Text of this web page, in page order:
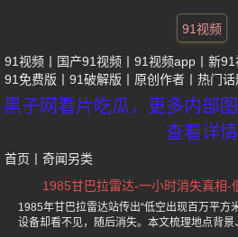
91视频
91视频 国产91视频 91视频app 新91
91免费版
91破解版 原创作者 热门话
黑子网看片吃瓜，更多内部
查看详情
首页 奇闻另类
1985甘巴拉雷达-一小时消失真相-
1985年甘巴拉雷达站传出“低空出现百万平方
设备却看不见，随后消失。本文梳理地点背景